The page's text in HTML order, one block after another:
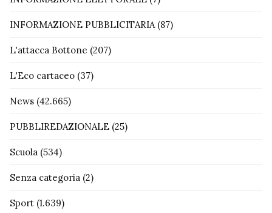
INFORMAZIONE PUBBLICITARIA(87)
L'attacca Bottone (207)
L'Eco cartaceo (37)
News (42.665)
PUBBLIREDAZIONALE (25)
Scuola (534)
Senza categoria (2)
Sport (1.639)